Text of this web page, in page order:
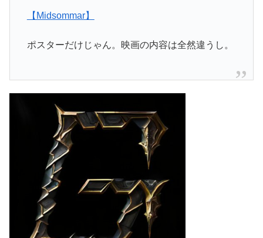
【Midsommar】
ポスターだけじゃん。映画の内容は全然違うし。